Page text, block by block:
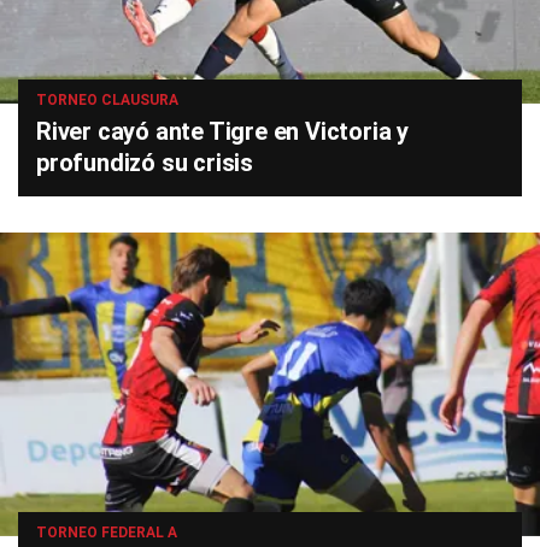
TORNEO CLAUSURA
River cayó ante Tigre en Victoria y
profundizó su crisis
TORNEO FEDERAL A